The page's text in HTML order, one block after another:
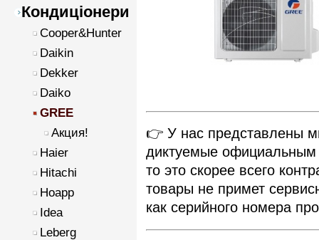
Кондиціонери
Cooper&Hunter
Daikin
Dekker
Daiko
GREE
Акция!
Haier
Hitachi
Hoapp
Idea
Leberg
👉 У нас представлены
диктуемые
то это скорее всего
товары не примет
как серийного номера